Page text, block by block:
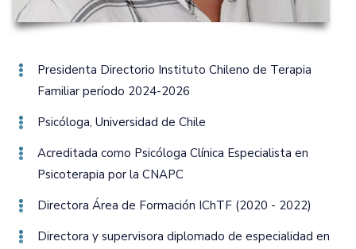
Presidenta Directorio Instituto Chileno de Terapia
Familiar período 2024-2026
Psicóloga‚ Universidad de Chile
Acreditada como Psicóloga Clínica Especialista en
Psicoterapia por la CNAPC
Directora Área de Formación IChTF (2020 - 2022)
Directora y supervisora diplomado de especialidad en